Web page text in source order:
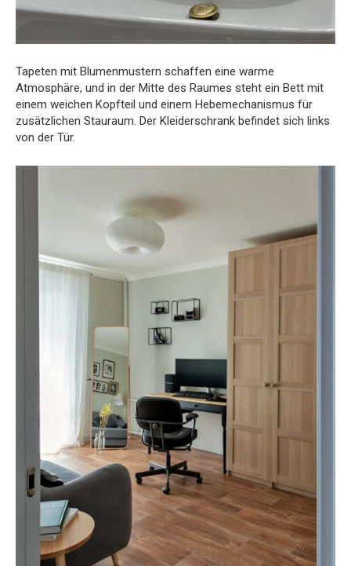
Tapeten mit Blumenmustern schaffen eine warme
Atmosphäre, und in der Mitte des Raumes steht ein Bett mit
einem weichen Kopfteil und einem Hebemechanismus für
zusätzlichen Stauraum. Der Kleiderschrank befindet sich links
von der Tür.